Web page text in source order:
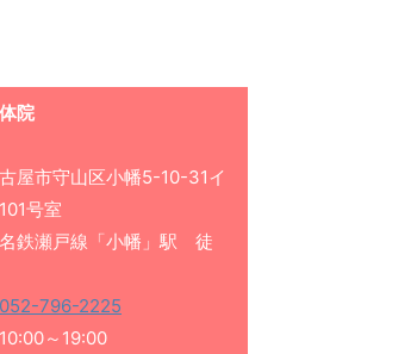
院
屋市守山区小幡5-10-31イ
号室
鉄瀬戸線「小幡」駅 徒
796-2225
～19:00